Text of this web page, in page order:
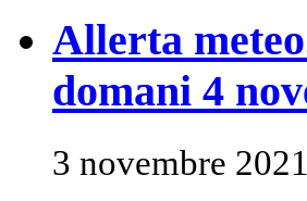
Allerta
domani 4
3 novembre